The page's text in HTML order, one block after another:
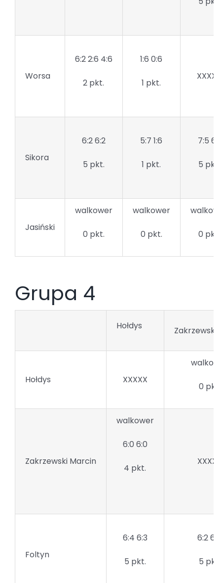
Worsa
6:2 2:6 4:6
2 pkt.
1:6 0:6
1 pkt.
XXXXX
Sikora
6:2 6:2
5 pkt.
5:7 1:6
1 pkt.
7:5 6:1
5 pkt.
Jasiński
walkower
0 pkt.
walkower
0 pkt. 0 pkt.
Grupa 4
Hołdys Zakrzewski
Hołdys XXXXX
0 pkt.
Zakrzewski Marcin
walkower
6:0 6:0
4 pkt.
Foltyn
6:4 6:3
5 pkt.
6:2
5 pkt.